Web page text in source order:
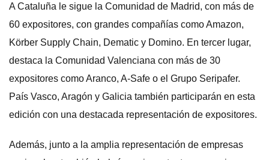
A Cataluña le sigue la Comunidad de Madrid, con más de
60 expositores, con grandes compañías como Amazon,
Körber Supply Chain, Dematic y Domino. En tercer lugar,
destaca la Comunidad Valenciana con más de 30
expositores como Aranco, A-Safe o el Grupo Seripafer.
País Vasco, Aragón y Galicia también participarán en esta
edición con una destacada representación de expositores.
Además, junto a la amplia representación de empresas